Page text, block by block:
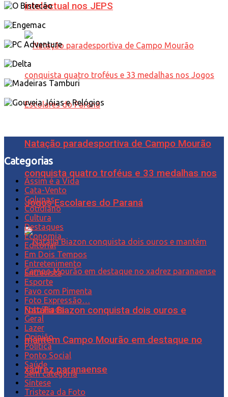
intelectual nos JEPS
Natação paradesportiva de Campo Mourão
conquista quatro troféus e 33 medalhas nos
Jogos Escolares do Paraná
Natália Biazon conquista dois ouros e
mantém Campo Mourão em destaque no
xadrez paranaense
Categorias
Assim é a Vida
Cata-Vento
Colunas
Cotidiano
Cultura
Destaques
Economia
Editorial
Em Dois Tempos
Entretenimento
Entrevista
Esporte
Favo com Pimenta
Foto Expressão…
Foto Piada
Geral
Lazer
Opinião
Política
Ponto Social
Saúde
Sem categoria
Síntese
Tristeza da Foto